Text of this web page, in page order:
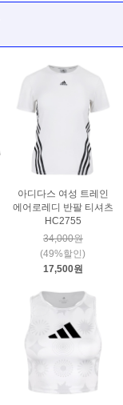
아디다스 여성 트레인
에어로레디 반팔 티셔츠
HC2755
34,000원
(49%할인)
17,500원